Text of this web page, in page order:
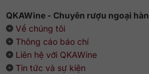
QKAWine - Chuyên rượu ngoại
Về chúng tôi
Thông cáo báo chí
Liên hệ với QKAWine
Tin tức và sự kiện